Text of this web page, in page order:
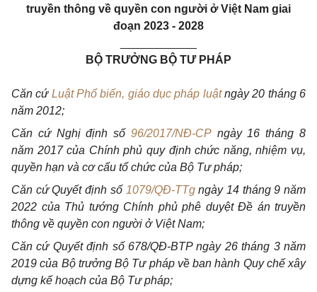
truyền thông về quyền con người ở Việt Nam giai
đoạn 2023 - 2028
BỘ TRƯỞNG BỘ TƯ PHÁP
Căn cứ Luật Phổ biến, giáo dục pháp luậtngày 20 tháng 6
năm 2012;
Căn cứ Nghị định số 96/2017/NĐ-CPngày 16 tháng 8
năm 2017 của Chính phủ quy định chức năng, nhiệm vụ,
quyền hạn và cơ cấu tổ chức của Bộ Tư pháp;
Căn cứ Quyết định số 1079/QĐ-TTgngày 14 tháng 9 năm
2022 của Thủ tướng Chính phủ phê duyệt Đề án truyền
thông về quyền con người ở Việt Nam;
Căn cứ Quyết định số 678/QĐ-BTP ngày 26 tháng 3 năm
2019 của Bộ trưởng Bộ Tư pháp về ban hành Quy chế xây
dựng kế hoạch của Bộ Tư pháp;